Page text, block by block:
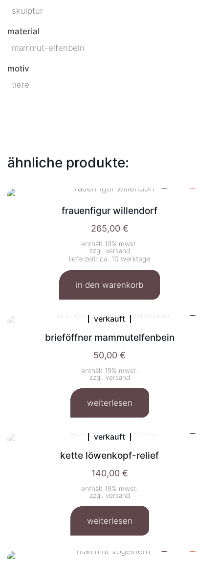
skulptur
material
mammut-elfenbein
motiv
tiere
ähnliche produkte:
frauenfigur willendorf
265,00 €
enthält 19% mwst.
zzgl. versand
lieferzeit: ca. 10 werktage
in den warenkorb
verkauft
brieföffner mammutelfenbein
50,00 €
enthält 19% mwst.
zzgl. versand
weiterlesen
verkauft
kette löwenkopf-relief
140,00 €
enthält 19% mwst.
zzgl. versand
weiterlesen